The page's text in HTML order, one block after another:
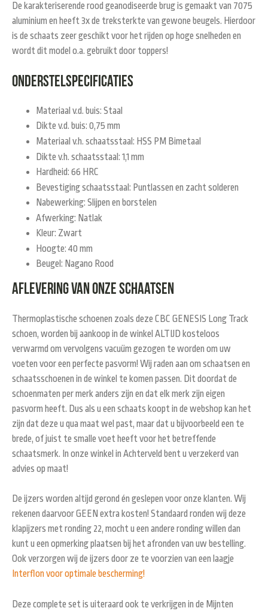
De karakteriserende rood geanodiseerde brug is gemaakt van 7075
aluminium en heeft 3x de treksterkte van gewone beugels. Hierdoor
is de schaats zeer geschikt voor het rijden op hoge snelheden en
wordt dit model o.a. gebruikt door toppers!
Onderstelspecificaties
Materiaal v.d. buis: Staal
Dikte v.d. buis: 0,75 mm
Materiaal v.h. schaatsstaal: HSS PM Bimetaal
Dikte v.h. schaatsstaal: 1,1 mm
Hardheid: 66 HRC
Bevestiging schaatsstaal: Puntlassen en zacht solderen
Nabewerking: Slijpen en borstelen
Afwerking: Natlak
Kleur: Zwart
Hoogte: 40 mm
Beugel: Nagano Rood
Aflevering van onze schaatsen
Thermoplastische schoenen zoals deze CBC GENESIS Long Track
schoen, worden bij aankoop in de winkel ALTIJD kosteloos
verwarmd om vervolgens vacuüm gezogen te worden om uw
voeten voor een perfecte pasvorm! Wij raden aan om schaatsen en
schaatsschoenen in de winkel te komen passen. Dit doordat de
schoenmaten per merk anders zijn en dat elk merk zijn eigen
pasvorm heeft. Dus als u een schaats koopt in de webshop kan het
zijn dat deze u qua maat wel past, maar dat u bijvoorbeeld een te
brede, of juist te smalle voet heeft voor het betreffende
schaatsmerk. In onze winkel in Achterveld bent u verzekerd van
advies op maat!
De ijzers worden altijd gerond én geslepen voor onze klanten. Wij
rekenen daarvoor GEEN extra kosten! Standaard ronden wij deze
klapijzers met ronding 22, mocht u een andere ronding willen dan
kunt u een opmerking plaatsen bij het afronden van uw bestelling.
Ook verzorgen wij de ijzers door ze te voorzien van een laagje
Interflon voor optimale bescherming!
Deze complete set is uiteraard ook te verkrijgen in de Mijnten